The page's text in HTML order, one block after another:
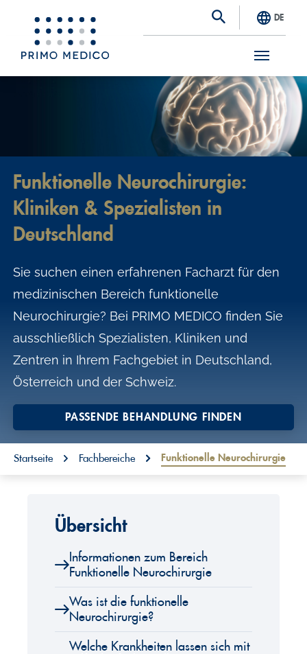
S
DE
Funktionelle Neurochirurgie:
Kliniken & Spezialisten in
Deutschland
Sie suchen einen erfahrenen Facharzt für den
medizinischen Bereich funktionelle
Neurochirurgie? Bei PRIMO MEDICO finden Sie
ausschließlich Spezialisten, Kliniken und
Zentren in Ihrem Fachgebiet in Deutschland,
Österreich und der Schweiz.
PASSENDE BEHANDLUNG FINDEN
You are here:
Startseite Fachbereiche Funktionelle Neurochirurgie
Übersicht
Informationen zum Bereich
Funktionelle Neurochirurgie
Was ist die funktionelle
Neurochirurgie?
Welche Krankheiten lassen sich mit